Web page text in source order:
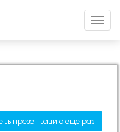
меню
презентацию еще раз